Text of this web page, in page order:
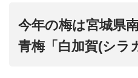
今年の梅は宮城県
青梅「白加賀(シラ